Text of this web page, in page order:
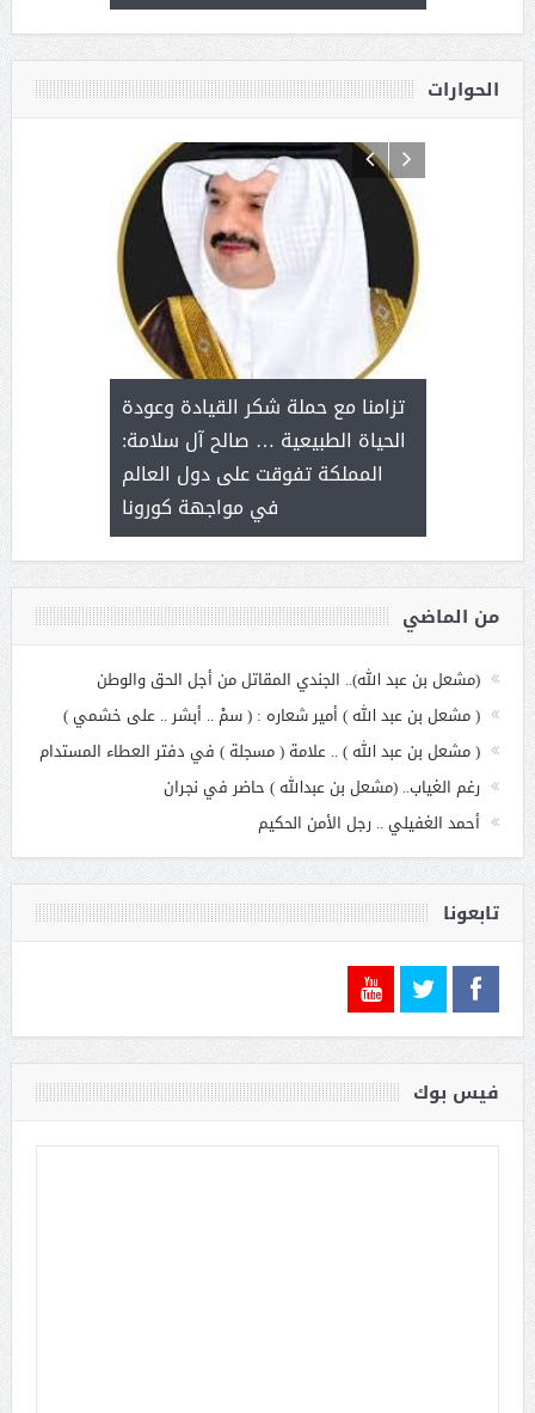
الحوارات
مع
بنت
تزامنا مع حملة شكر القيادة وعودة
الحياة الطبيعية … صالح آل سلامة:
المملكة تفوقت على دول العالم
في مواجهة كورونا
آل شرمه:
على برامج
هي أساس
من الماضي
(مشعل بن عبد الله).. الجندي المقاتل من أجل الحق والوطن
( مشعل بن عبد الله ) أمير شعاره : ( سمْ .. أبشر .. على خشمي )
( مشعل بن عبد الله ) .. علامة ( مسجلة ) في دفتر العطاء المستدام
رغم الغياب.. (مشعل بن عبدالله ) حاضر في نجران
أحمد الغفيلي .. رجل الأمن الحكيم
تابعونا
فيس بوك